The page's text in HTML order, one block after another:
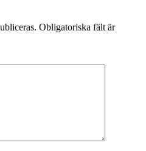
Obligatoriska fält är